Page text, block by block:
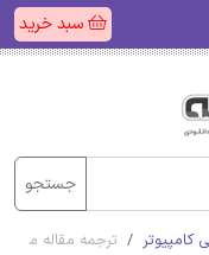
سبد خرید
جستجو
ترجمه مقاله